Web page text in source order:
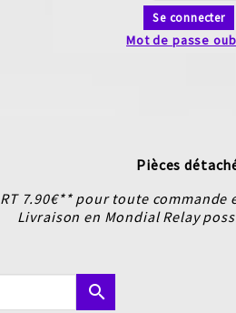
Se connecter
Mot de passe
Pièces
7.90€** pour toute
Livraison en Mondial Relay
search